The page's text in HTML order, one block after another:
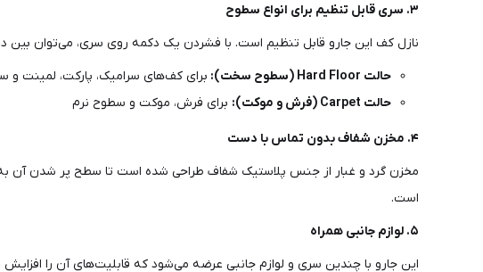
۳. سری قابل تنظیم برای انواع سطوح
نازل کف این جارو قابل تنظیم است. با فشردن یک دکمه روی سری، می‌توان بین
حالت Hard Floor (سطوح سخت):
برای کف‌های سرامیک، پارکت، لمینت و
حالت Carpet (فرش و موکت):
برای فرش، موکت و سطوح نرم
۴. مخزن شفاف بدون تماس با دست
مخزن گرد و غبار از جنس پلاستیک شفاف طراحی شده است تا سطح پر شدن آن به
است.
۵. لوازم جانبی همراه
این جارو با چندین سری و لوازم جانبی عرضه می‌شود که قابلیت‌های آن را